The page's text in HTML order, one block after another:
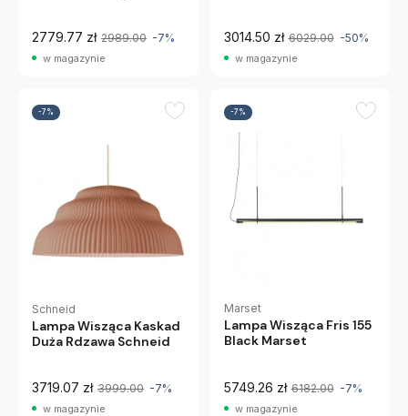
2779.77 zł 2989.00 -7%
w magazynie
3014.50 zł 6029.00 -50%
w magazynie
-7%
Schneid
Lampa Wisząca Kaskad
Duża Rdzawa Schneid
3719.07 zł 3999.00 -7%
w magazynie
-7%
Marset
Lampa Wisząca Fris 155
Black Marset
5749.26 zł 6182.00 -7%
w magazynie